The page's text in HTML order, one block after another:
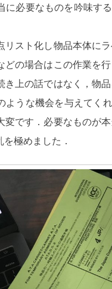
に必要なものを吟味す
リスト化し物品本体に
どの場合はこの作業を
き上の話ではなく，物
ような機会を与えてく
変です．必要なものが
極めました．